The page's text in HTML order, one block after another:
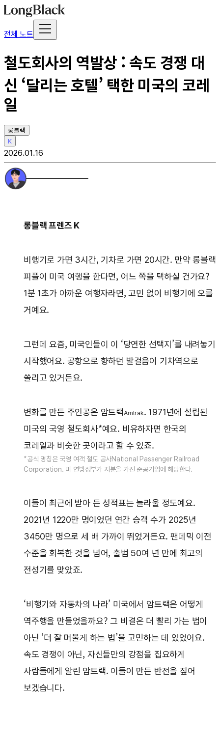
전체 노트
철도회사의 역발상 : 속도 경쟁 대
신 ‘달리는 호텔’ 택한 미국의 코레
일
롱블랙
K
2026.01.16
롱블랙 프렌즈 K
비행기로 가면 3시간, 기차로 가면 20시간. 만약 롱블랙
피플이 미국 여행을 한다면, 어느 쪽을 택하실 건가요?
1분 1초가 아까운 여행자라면, 고민 없이 비행기에 오를
거예요.
그런데 요즘, 미국인들이 이 ‘당연한 선택지’를 내려놓기
시작했어요. 공항으로 향하던 발걸음이 기차역으로
쏠리고 있거든요.
변화를 만든 주인공은 암트랙Amtrak. 1971년에 설립된
미국의 국영 철도회사*예요. 비유하자면 한국의
코레일과 비슷한 곳이라고 할 수 있죠.
*공식 명칭은 국영 여객 철도 공사National Passenger Railroad
Corporation. 미 연방정부가 지분을 가진 준공기업에 해당한다.
이들이 최근에 받아 든 성적표는 놀라울 정도예요.
2021년 1220만 명이었던 연간 승객 수가 2025년
3450만 명으로 세 배 가까이 뛰었거든요. 팬데믹 이전
수준을 회복한 것을 넘어, 출범 50여 년 만에 최고의
전성기를 맞았죠.
‘비행기와 자동차의 나라’ 미국에서 암트랙은 어떻게
역주행을 만들었을까요? 그 비결은 더 빨리 가는 법이
아닌 ‘더 잘 머물게 하는 법’을 고민하는 데 있었어요.
속도 경쟁이 아닌, 자신들만의 강점을 집요하게
사람들에게 알린 암트랙. 이들이 만든 반전을 짚어
보겠습니다.